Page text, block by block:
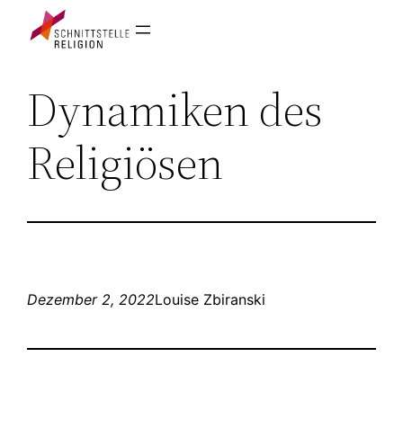
Inhalt
Dynamiken des
Religiösen
Dezember 2, 2022Louise Zbiranski